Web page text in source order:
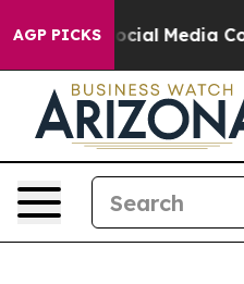
AGP PICKSSocial Media